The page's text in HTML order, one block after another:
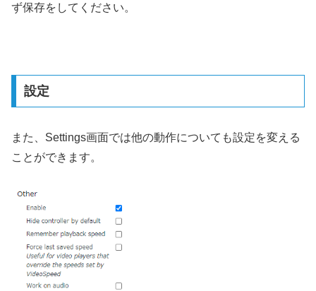
ず保存をしてください。
設定
また、Settings画面では他の動作についても設定を変える
ことができます。